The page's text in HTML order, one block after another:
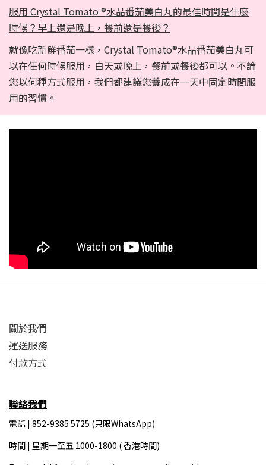
服用 Crystal Tomato ®水晶番茄美白丸的最佳時間是什麼
時候？早上還是晚上，餐前還是餐後？
就像吃新鮮番茄一樣，Crystal Tomato®水晶番茄美白丸可
以在任何時候服用，白天或晚上，餐前或餐後都可以。不論
您以何種方式服用，我們都建議您養成在一天中固定時間服
用的習慣。
關於我們
運送服務
付款方式
聯絡我們
電話 | 852-9385 5725 (只限WhatsApp)
時間 | 星期一至五 1000-1800 ( 香港時間)